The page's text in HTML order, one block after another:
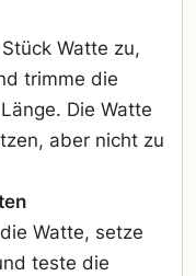
Watte zu,
trimme die
Die Watte
aber nicht zu
Watte, setze
teste die